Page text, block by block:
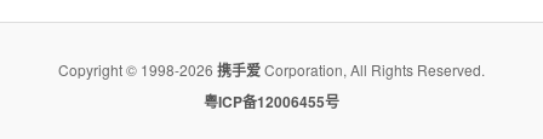
Copyright © 1998-2026 携手爱Corporation, All Rights Reserved.
粤ICP备12006455号